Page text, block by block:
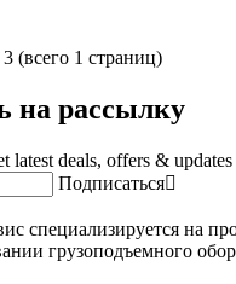
(всего 1 страниц)
на рассылку
latest deals, offers & updates
Подписаться
специализируется на
грузоподъемного